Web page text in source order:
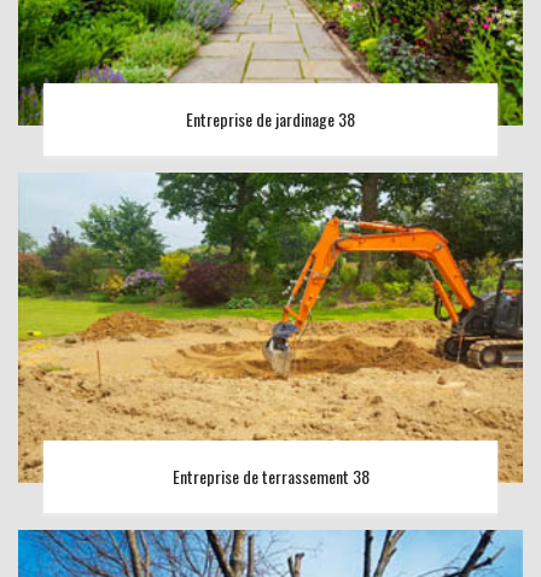
Entreprise de jardinage 38
Entreprise de terrassement 38